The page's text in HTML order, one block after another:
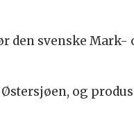
svenske
og